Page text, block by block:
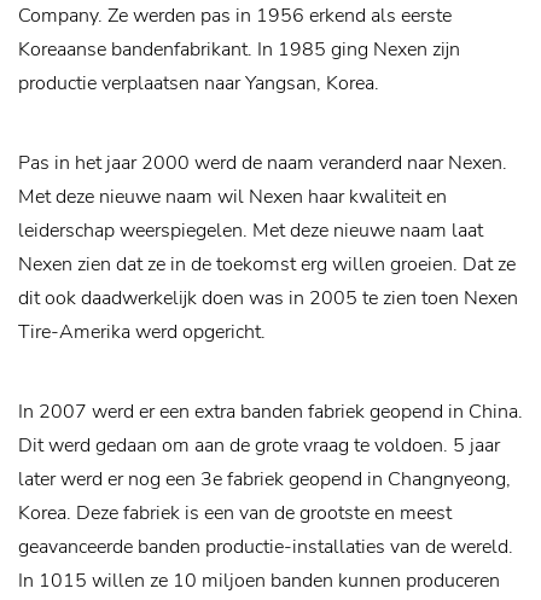
Company. Ze werden pas in 1956 erkend als eerste
Koreaanse bandenfabrikant. In 1985 ging Nexen zijn
productie verplaatsen naar Yangsan, Korea.
Pas in het jaar 2000 werd de naam veranderd naar Nexen.
Met deze nieuwe naam wil Nexen haar kwaliteit en
leiderschap weerspiegelen. Met deze nieuwe naam laat
Nexen zien dat ze in de toekomst erg willen groeien. Dat ze
dit ook daadwerkelijk doen was in 2005 te zien toen Nexen
Tire-Amerika werd opgericht.
In 2007 werd er een extra banden fabriek geopend in China.
Dit werd gedaan om aan de grote vraag te voldoen. 5 jaar
later werd er nog een 3e fabriek geopend in Changnyeong,
Korea. Deze fabriek is een van de grootste en meest
geavanceerde banden productie-installaties van de wereld.
In 1015 willen ze 10 miljoen banden kunnen produceren